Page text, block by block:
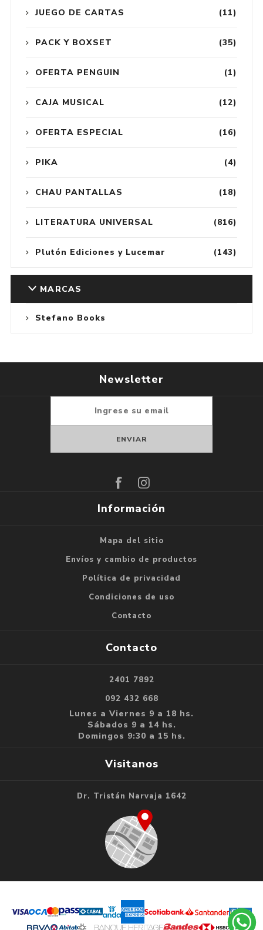
(11)
JUEGO DE CARTAS
(35)
PACK Y BOXSET
(1)
OFERTA PENGUIN
(12)
CAJA MUSICAL
(16)
OFERTA ESPECIAL
(4)
PIKA
(18)
CHAU PANTALLAS
(816)
LITERATURA UNIVERSAL
(143)
Plutón Ediciones y Lucemar
MARCAS
Stefano Books
Newsletter
Información
Mapa del sitio
Envíos y cambio de productos
Política de privacidad
Condiciones de uso
Contacto
Contacto
2401 7892
092 432 668
Lunes a Viernes 9 a 18 hs.
Sábados 9 a 14 hs.
Domingos 9:30 a 15 hs.
Visitanos
Dr. Tristán Narvaja 1642